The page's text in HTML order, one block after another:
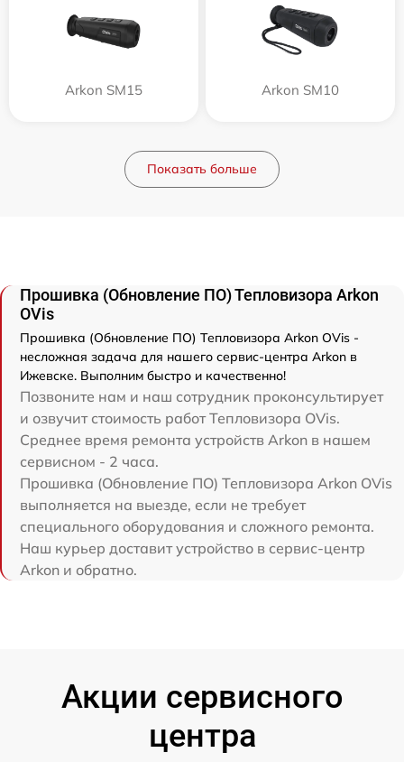
Arkon SM15 Arkon SM10
Показать больше
Прошивка (Обновление ПО) Тепловизора Arkon
OVis
Прошивка (Обновление ПО) Тепловизора Arkon OVis -
несложная задача для нашего сервис-центра Arkon в
Ижевске. Выполним быстро и качественно!
Позвоните нам и наш сотрудник проконсультирует
и озвучит стоимость работ Тепловизора OVis.
Среднее время ремонта устройств Arkon в нашем
сервисном - 2 часа.
Прошивка (Обновление ПО) Тепловизора Arkon OVis
выполняется на выезде, если не требует
специального оборудования и сложного ремонта.
Наш курьер доставит устройство в сервис-центр
Arkon и обратно.
Акции сервисного
центра